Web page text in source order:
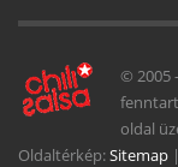
© 2005 -
oldal
Oldaltérkép:Sitemap